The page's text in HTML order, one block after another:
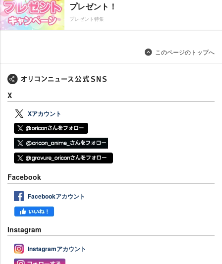
プレゼント！
プレゼント特集
このページのトップへ
X
Xアカウント
Facebook
Facebookアカウント
Instagram
Instagramアカウント